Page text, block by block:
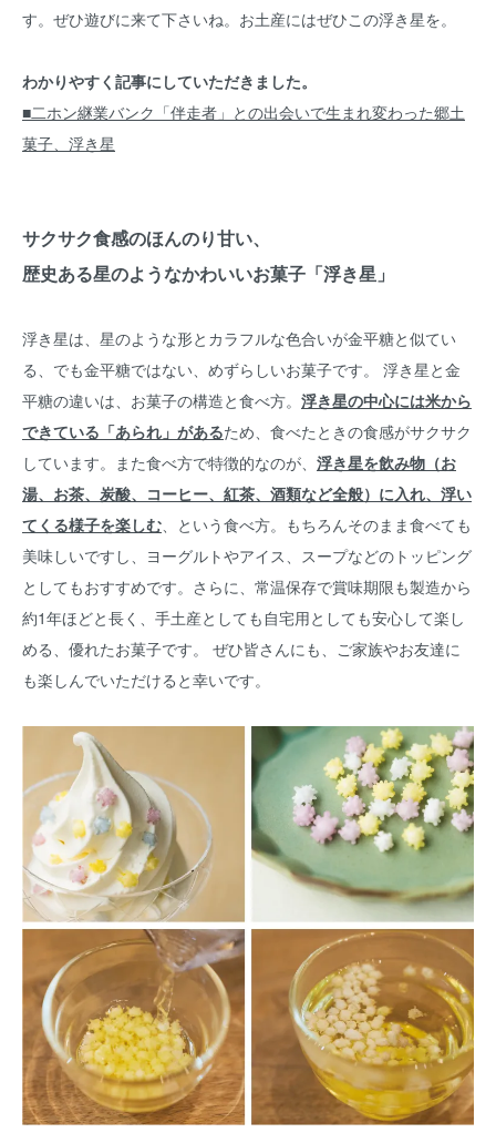
す。ぜひ遊びに来て下さいね。お土産にはぜひこの浮き星を。
わかりやすく記事にしていただきました。
■二ホン継業バンク「伴走者」との出会いで生まれ変わった郷土
菓子、浮き星
サクサク食感のほんのり甘い、
歴史ある星のようなかわいいお菓子「浮き星」
浮き星は、星のような形とカラフルな色合いが金平糖と似てい
る、でも金平糖ではない、めずらしいお菓子です。 浮き星と金
平糖の違いは、お菓子の構造と食べ方。 浮き星の中心には米から
できている「あられ」があるため、食べたときの食感がサクサク
しています。また食べ方で特徴的なのが、 浮き星を飲み物（お
湯、お茶、炭酸、コーヒー、紅茶、酒類など全般）に入れ、浮い
てくる様子を楽しむ、という食べ方。もちろんそのまま食べても
美味しいですし、ヨーグルトやアイス、スープなどのトッピング
としてもおすすめです。さらに、常温保存で賞味期限も製造から
約1年ほどと長く、手土産としても自宅用としても安心して楽し
める、優れたお菓子です。 ぜひ皆さんにも、ご家族やお友達に
も楽しんでいただけると幸いです。